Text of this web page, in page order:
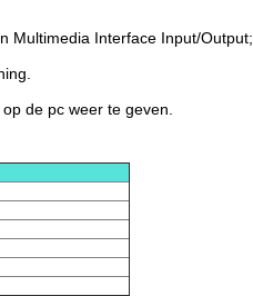
Multimedia Interface Input/Output;
de pc weer te geven.